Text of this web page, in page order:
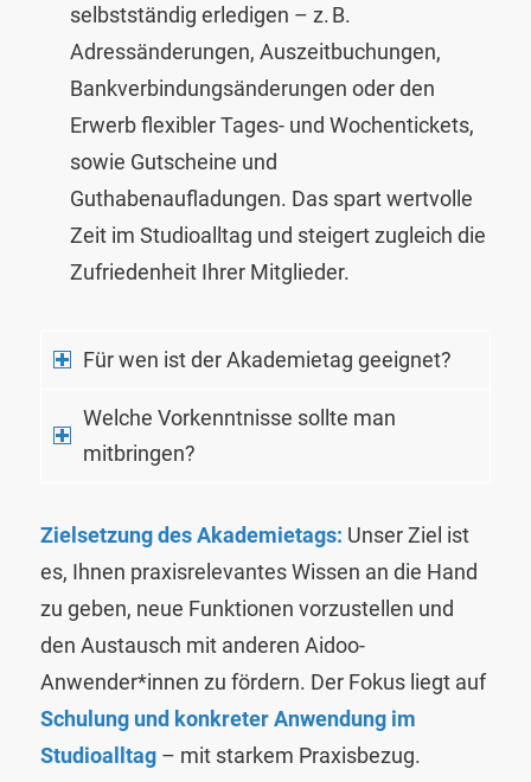
selbstständig erledigen – z. B.
Adressänderungen, Auszeitbuchungen,
Bankverbindungsänderungen oder den
Erwerb flexibler Tages- und Wochentickets,
sowie Gutscheine und
Guthabenaufladungen. Das spart wertvolle
Zeit im Studioalltag und steigert zugleich die
Zufriedenheit Ihrer Mitglieder.
Für wen ist der Akademietag geeignet?
Welche Vorkenntnisse sollte man
mitbringen?
Zielsetzung des Akademietags: Unser Ziel ist
es, Ihnen praxisrelevantes Wissen an die Hand
zu geben, neue Funktionen vorzustellen und
den Austausch mit anderen Aidoo-
Anwender*innen zu fördern. Der Fokus liegt auf
Schulung und konkreter Anwendung im
Studioalltag– mit starkem Praxisbezug.